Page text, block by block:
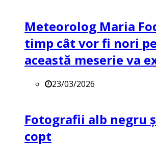
Meteorolog Maria
timp cât vor fi nori
această meserie va
23/03/2026
Fotografii alb negru
copt